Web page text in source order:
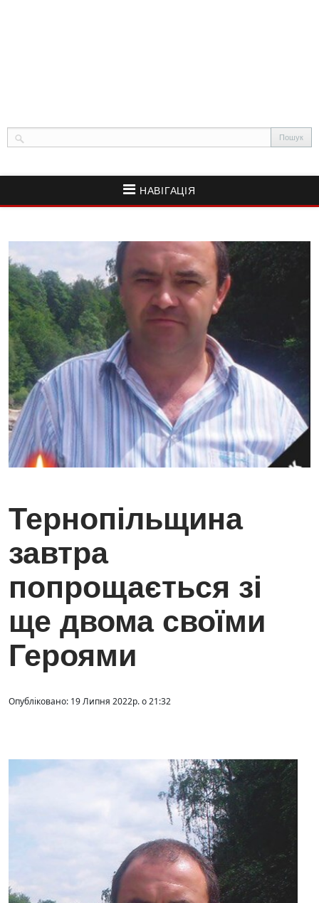
НАВІГАЦІЯ
Тернопільщина
завтра
попрощається зі
ще двома своїми
Героями
Опубліковано: 19 Липня 2022р. о 21:32